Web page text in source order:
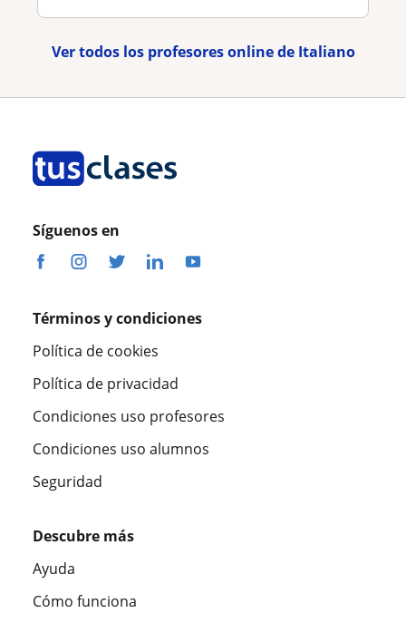
Ver todos los profesores online de Italiano
Síguenos en
Términos y condiciones
Política de cookies
Política de privacidad
Condiciones uso profesores
Condiciones uso alumnos
Seguridad
Descubre más
Ayuda
Cómo funciona